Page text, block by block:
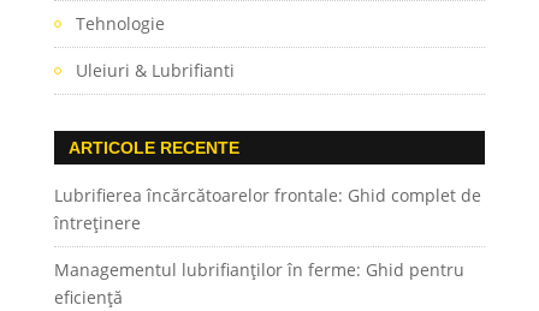
Tehnologie
Uleiuri & Lubrifianti
ARTICOLE RECENTE
Lubrifierea încărcătoarelor frontale: Ghid complet de
întreținere
Managementul lubrifianților în ferme: Ghid pentru
eficiență